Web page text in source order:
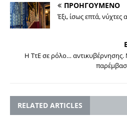
ΠΡΟΗΓΟΥΜΕΝΟ
Έξι, ίσως επτά,
Η ΤτΕ σε ρόλο… αντικυβέρνησης.
RELATED ARTICLES